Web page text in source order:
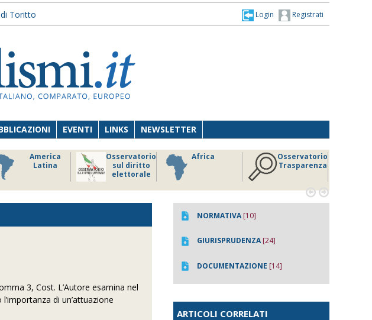
Toritto Registrati
Login
EVENTI LINKS NEWSLETTER
America
Latina
Osservatorio
sul diritto
elettorale
Africa
Osservatorio
Trasparenza
 
3, Cost. L’Autore esamina nel
di un’attuazione
NORMATIVA[10]
GIURISPRUDENZA[24]
DOCUMENTAZIONE [14]
ARTICOLI CORRELATI